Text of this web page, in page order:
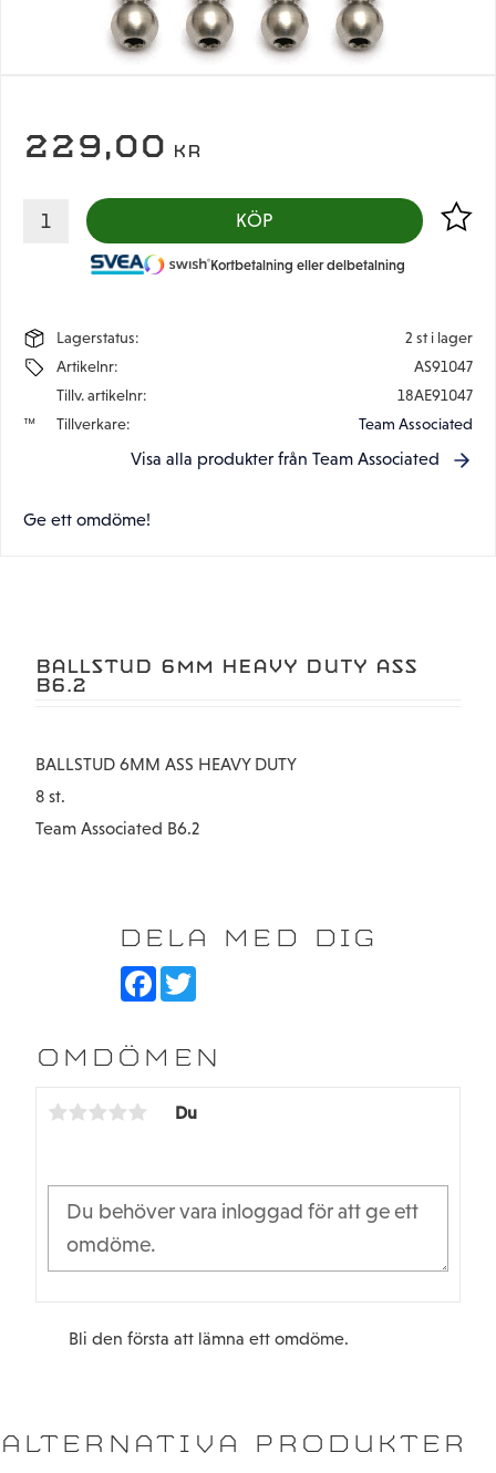
229,00 KR
KÖP Lägg
Kortbetalning eller delbetalning
Lagerstatus
2 st i lager
Artikelnr
AS91047
Tillv. artikelnr
18AE91047
Tillverkare
Team Associated
Visa alla produkter från Team Associated
Ge ett omdöme!
BALLSTUD 6MM HEAVY DUTY ASS
B6.2
BALLSTUD 6MM ASS HEAVY DUTY
8 st.
Team Associated B6.2
DELA MED DIG
F
b
o
T
t
e
OMDÖMEN
Du
Bli den första att lämna ett omdöme.
ALTERNATIVA PRODUKTER